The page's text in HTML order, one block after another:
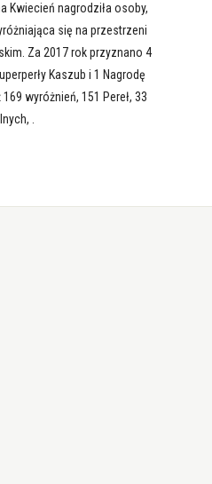
Kwiecień nagrodziła osoby,
się na przestrzeni
Za 2017 rok przyznano 4
Kaszub i 1 Nagrodę
wyróżnień, 151 Pereł, 33
.